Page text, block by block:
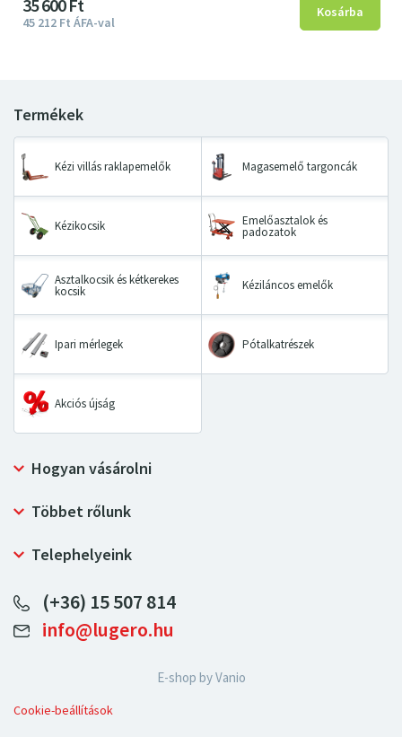
35600Ft
45 212 Ft ÁFA-val
Kézi villás raklapemelők Magasemelő targoncák
Kézikocsik Emelőasztalok és
padozatok
Asztalkocsik és kétkerekes
kocsik Kéziláncos emelők
Ipari mérlegek Pótalkatrészek
Akciós újság
Hogyan vásárolni
Szállítás és fizetési mód
Reklamációs Kódex
Többet rőlunk
Biztonságos vásárlás
Telephelyeink
LUGERO Lengyelország
LUGERO Németország
(+36) 15 507 814
info@lugero.hu
E-shop byVanio
Cookie-beállítások